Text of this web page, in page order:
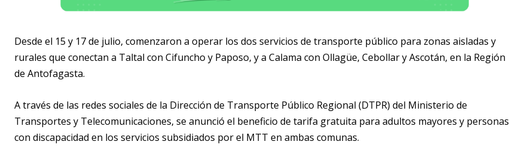
Desde el 15 y 17 de julio, comenzaron a operar los dos servicios de transporte público para zonas aisladas y
rurales que conectan a Taltal con Cifuncho y Paposo, y a Calama con Ollagüe, Cebollar y Ascotán, en la Región
de Antofagasta.
A través de las redes sociales de la Dirección de Transporte Público Regional (DTPR) del Ministerio de
Transportes y Telecomunicaciones, se anunció el beneficio de tarifa gratuita para adultos mayores y personas
con discapacidad en los servicios subsidiados por el MTT en ambas comunas.